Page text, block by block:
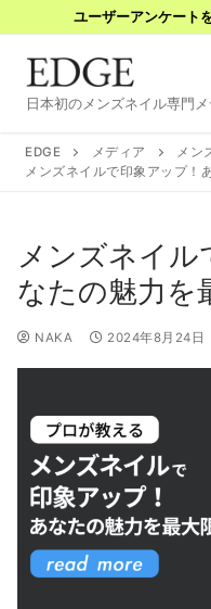
ン
ユーザーアンケート
日本初のメンズネイル専門
EDGE メディア
メン
メンズネイルで印象アップ！
メンズネイル
なたの魅力を
NAKA 2024年8月24日